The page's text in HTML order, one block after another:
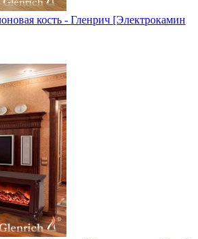
кость - Гленрич [Электрокамин